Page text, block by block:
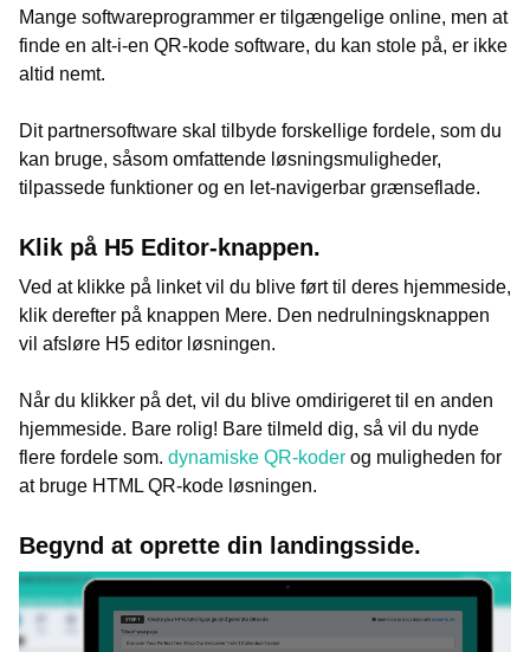
Mange softwareprogrammer er tilgængelige online, men at
finde en alt-i-en QR-kode software, du kan stole på, er ikke
altid nemt.
Dit partnersoftware skal tilbyde forskellige fordele, som du
kan bruge, såsom omfattende løsningsmuligheder,
tilpassede funktioner og en let-navigerbar grænseflade.
Klik på H5 Editor-knappen.
Ved at klikke på linket vil du blive ført til deres hjemmeside,
klik derefter på knappen Mere. Den nedrulningsknappen
vil afsløre H5 editor løsningen.
Når du klikker på det, vil du blive omdirigeret til en anden
hjemmeside. Bare rolig! Bare tilmeld dig, så vil du nyde
flere fordele som. dynamiske QR-koder og muligheden for
at bruge HTML QR-kode løsningen.
Begynd at oprette din landingsside.